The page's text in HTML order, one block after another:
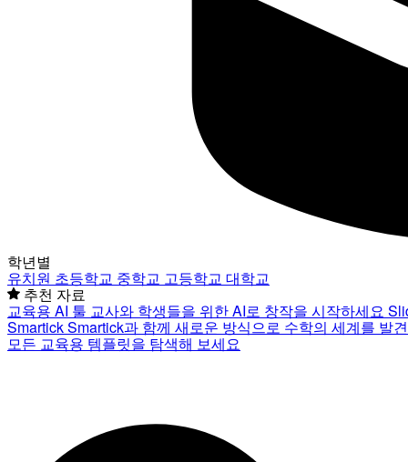
학년별
유치원 초등학교 중학교 고등학교 대학교
추천 자료
교육용 AI 툴 교사와 학생들을 위한 AI로 창작을 시작하세요
SmartickSmartick과 함께 새로운 방식으로 수학의 세계를 발
모든 교육용 템플릿을 탐색해 보세요